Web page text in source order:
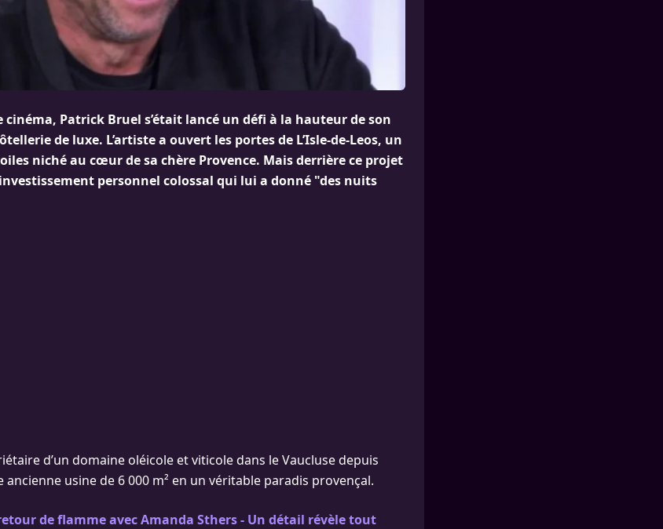
cinéma, Patrick Bruel s’était lancé un défi à la hauteur de son
de luxe. L’artiste a ouvert les portes de L’Isle-de-Leos, un
niché au cœur de sa chère Provence. Mais derrière ce projet
personnel colossal qui lui a donné "des nuits
d’un domaine oléicole et viticole dans le Vaucluse depuis
usine de 6 000 m² en un véritable paradis provençal.
de flamme avec Amanda Sthers - Un détail révèle tout